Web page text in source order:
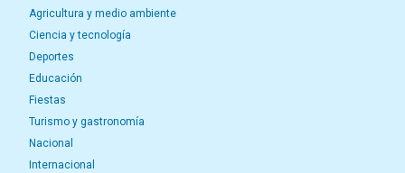
Agricultura y medio ambiente
Ciencia y tecnología
Deportes
Educación
Fiestas
Turismo y gastronomía
Nacional
Internacional